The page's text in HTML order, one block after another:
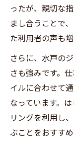
流行最前線
ジム水
お洒落
キック
水戸の
初心者
ったが、親切な
まし合うことで
た利用者の声も増
さらに、水戸の
さも強みです。
イルに合わせて
なっています。
リングを利用し
ぶことをおすすめ